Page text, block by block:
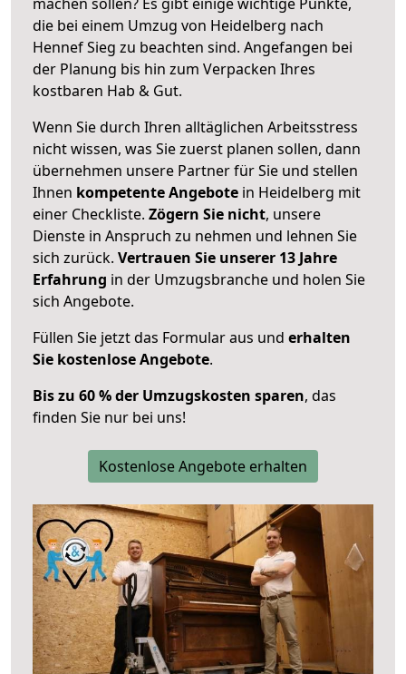
die bei einem Umzug von Heidelberg nach
Hennef Sieg zu beachten sind. Angefangen bei
der Planung bis hin zum Verpacken Ihres
kostbaren Hab & Gut.
Wenn Sie durch Ihren alltäglichen Arbeitsstress
nicht wissen, was Sie zuerst planen sollen, dann
übernehmen unsere Partner für Sie und stellen
Ihnen kompetente Angebote in Heidelberg mit
einer Checkliste. Zögern Sie nicht, unsere
Dienste in Anspruch zu nehmen und lehnen Sie
sich zurück. Vertrauen Sie unserer 13 Jahre
Erfahrung in der Umzugsbranche und holen Sie
sich Angebote.
Füllen Sie jetzt das Formular aus und erhalten
Sie kostenlose Angebote.
Bis zu 60 % der Umzugskosten sparen, das
finden Sie nur bei uns!
Kostenlose Angebote erhalten